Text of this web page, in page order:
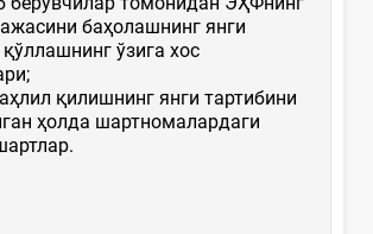
баҳолашнинг янги
ўзига хос
қилишнинг янги тартибини
ҳолда шартномалардаги